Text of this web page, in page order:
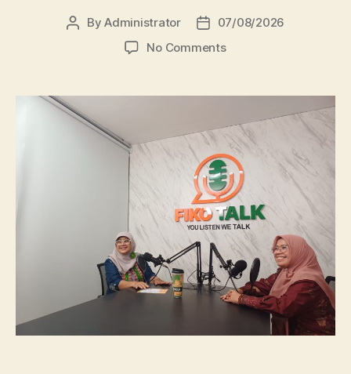
PostByAdministrator
Post07/08/2026
No Commentson
Silaturahmi
Fikom
Unissula,
Pelajari
RPL
dan
Tinjau
Tiga
Laboratorium
Unggulan